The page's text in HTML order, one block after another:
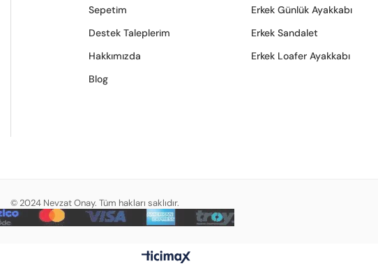
Sepetim
Destek Taleplerim
Hakkımızda
Blog
Erkek Günlük Ayakkabı
Erkek Sandalet
Erkek Loafer Ayakkabı
© 2024 Nevzat Onay. Tüm hakları saklıdır.